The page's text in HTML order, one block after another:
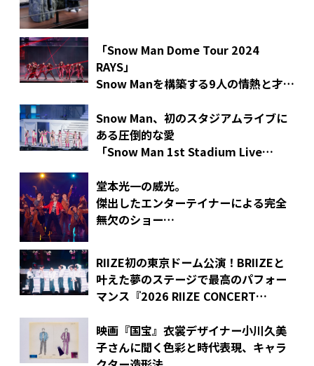
「Snow Man Dome Tour 2024
RAYS」
Snow Manを構築する9人の情熱と才能
ーテイメント
Snow Man、初のスタジアムライブに
ある圧倒的な愛
「Snow Man 1st Stadium Live
堂本光一の威光。
傑出したエンターテイナーによる完全
無欠のショー
―RAISE―」
RIIZE初の東京ドーム公演！BRIIZEと
叶えた夢のステージで最高のパフォー
マンス『2026 RIIZE CONCERT
Edition in TOKYO DOME』
映画『国宝』衣裳デザイナー小川久美
子さんに聞く色彩と時代表現、キャラ